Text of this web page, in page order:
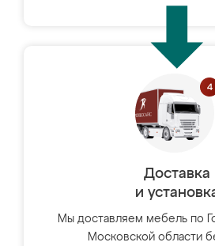
Доставка
и
Мы доставляем мебель по
Московской области